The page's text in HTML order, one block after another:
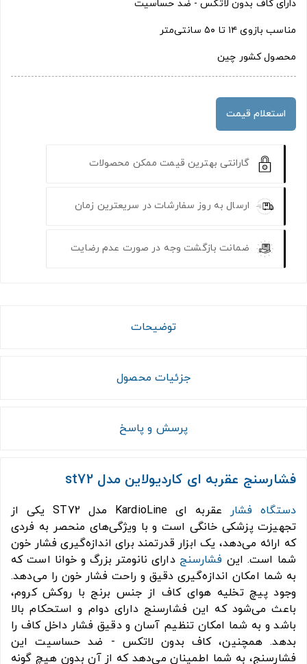
دارای کاف بدون لاتکس - ضد حساسیت
مناسب بازوی ۱۴ تا ۵۰ سانتی‌متر
محصول کشور چین
استعلام قیمت
گارانتی بهترین قیمت ممکن محصولات
ارسال به روز سفارشات در سریعترین زمان
ضمانت بازگشت وجه در صورت عدم رضایت
توضیحات
جزئیات محصول
پرسش و پاسخ
فشارسنج عقربه ای کاردیولاین مدل st72
دستگاه فشار
عقربه ای KardioLine مدل ST72 یکی از
تجهیزت پزشکی خانگی است و با ویژگی‌های منحصر به فردی
که ارائه می‌دهد، یک ابزار قدرتمند برای اندازه‌گیری فشار خون
شما است. این فشارسنج دارای نانومتر بزرگ و خوانا است که
به شما امکان اندازه‌گیری دقیق و راحت فشار خون را می‌دهد.
وجود پیچ تخلیه هوای کاف از جنس برنج با روکش کروم،
باعث می‌شود که این فشارسنج دارای دوام و استحکام بالا
باشد و به شما امکان تنظیم آسان و دقیق فشار داخل کاف را
بدهد. همچنین، کاف بدون لاتکس - ضد حساسیت این
فشارسنج، به شما اطمینان می‌دهد که از آن بدون هیچ گونه